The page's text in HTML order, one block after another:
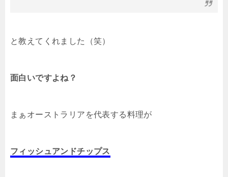
と教えてくれました（笑）
面白いですよね？
まぁオーストラリアを代表する料理が
フィッシュアンドチップス